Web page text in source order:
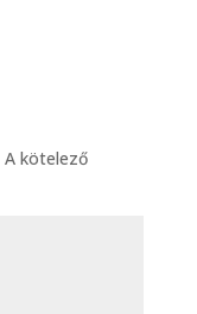
A kötelező